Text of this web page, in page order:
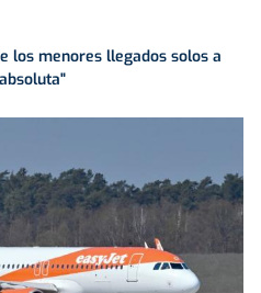
los menores llegados solos a